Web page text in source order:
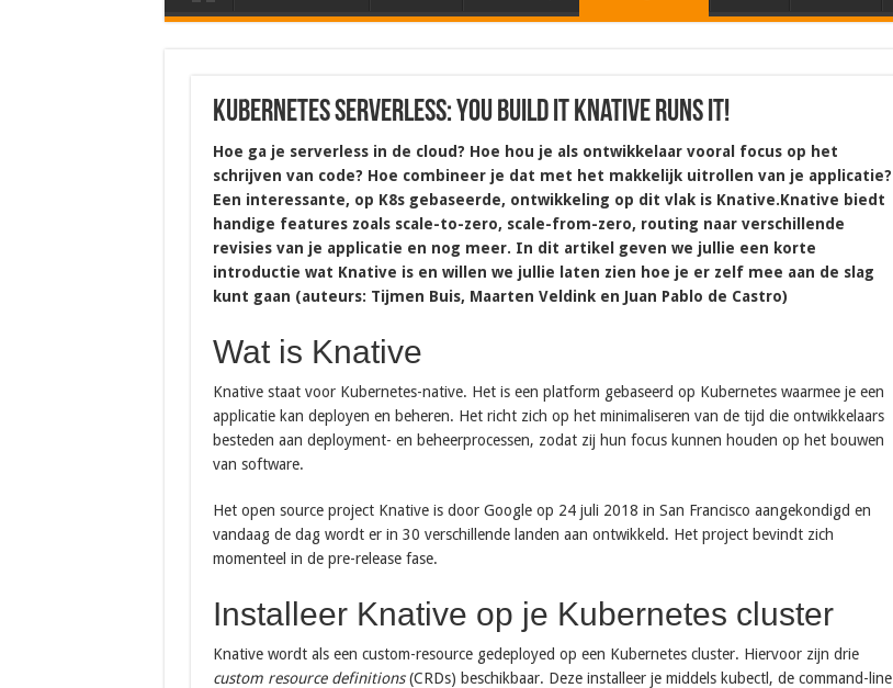
Kubernetes Serverless: you build it Knative runs it!
Hoe ga je serverless in de cloud? Hoe hou je als ontwikkelaar vooral focus op het
schrijven van code? Hoe combineer je dat met het makkelijk uitrollen van je applicatie?
Een interessante, op K8s gebaseerde, ontwikkeling op dit vlak is Knative.Knative biedt
handige features zoals scale-to-zero, scale-from-zero, routing naar verschillende
revisies van je applicatie en nog meer. In dit artikel geven we jullie een korte
introductie wat Knative is en willen we jullie laten zien hoe je er zelf mee aan de slag
kunt gaan (auteurs: Tijmen Buis, Maarten Veldink en Juan Pablo de Castro)
Wat is Knative
Knative staat voor Kubernetes-native. Het is een platform gebaseerd op Kubernetes waarmee je een
applicatie kan deployen en beheren. Het richt zich op het minimaliseren van de tijd die ontwikkelaars
besteden aan deployment- en beheerprocessen, zodat zij hun focus kunnen houden op het bouwen
van software.
Het open source project Knative is door Google op 24 juli 2018 in San Francisco aangekondigd en
vandaag de dag wordt er in 30 verschillende landen aan ontwikkeld. Het project bevindt zich
momenteel in de pre-release fase.
Installeer Knative op je Kubernetes cluster
Knative wordt als een custom-resource gedeployed op een Kubernetes cluster. Hiervoor zijn drie
custom resource definitions(CRDs) beschikbaar. Deze installeer je middels kubectl, de command-line